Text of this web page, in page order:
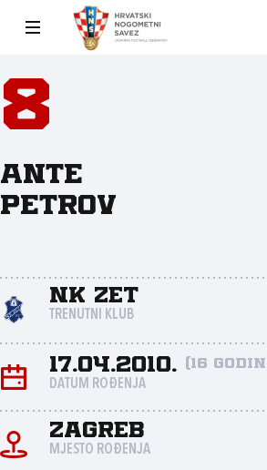
8
Ante
Petrov
NK ZET
TRENUTNI KLUB
17.04.2010. (16
DATUM ROĐENJA
Zagreb
MJESTO ROĐENJA